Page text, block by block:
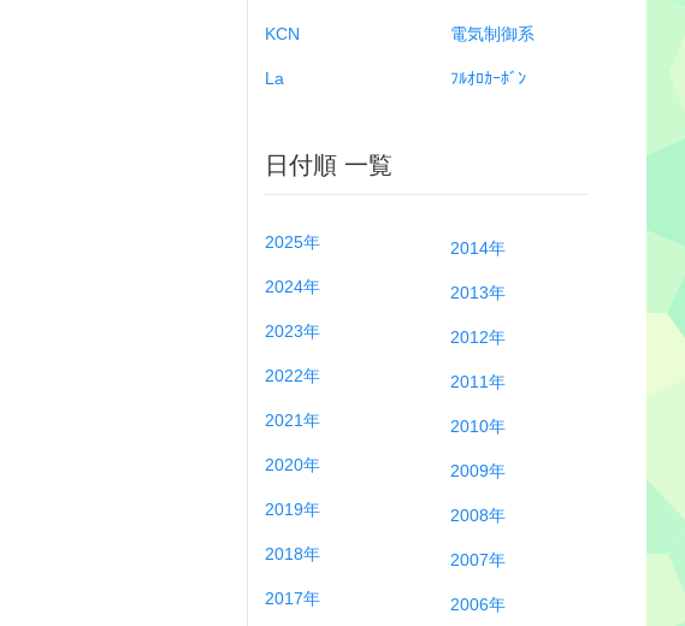
KCN
La
電気制御系
ﾌﾙｵﾛｶｰﾎﾞﾝ
日付順 一覧
2025年
2024年
2023年
2022年
2021年
2020年
2019年
2018年
2017年
2014年
2013年
2012年
2011年
2010年
2009年
2008年
2007年
2006年